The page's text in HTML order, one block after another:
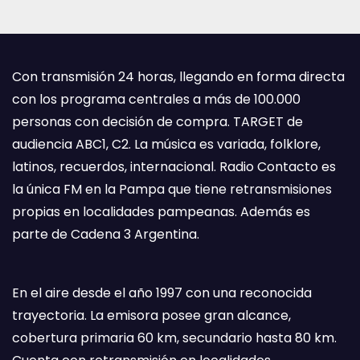
Con transmisión 24 horas, llegando en forma directa
con los programa centrales a más de 100.000
personas con decisión de compra. TARGET de
audiencia ABC1, C2. La música es variada, folklore,
latinos, recuerdos, internacional. Radio Contacto es
la única FM en la Pampa que tiene retransmisiones
propias en localidades pampeanas. Además es
parte de Cadena 3 Argentina.
En el aire desde el año 1997 con una reconocida
trayectoria. La emisora posee gran alcance,
cobertura primaria 60 km, secundario hasta 80 km.